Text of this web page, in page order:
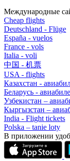
Международные
Cheap flights
Deutschland - Flüge
España - vuelos
France - vols
Italia - voli
中国 - 机票
USA - flights
Казахстан -
Беларусь -
Узбекистан –
Кыргызстан –
India - Flight tickets
Polska – tanie loty
В приложении